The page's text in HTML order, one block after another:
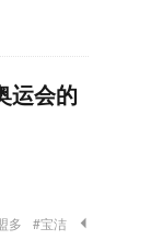
运会的
多 #宝洁